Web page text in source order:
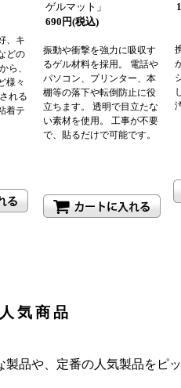
、キ
どの
ら、
様々
れる
着テ
ゲルマット」
690円(税込)
振動や衝撃を強力に吸収す
るゲル材料を採用。 電話や
パソコン、プリンター、本
棚等の落下や転倒防止に役
立ちます。 透明で目立たな
い素材を使用。 工事が不要
で、貼るだけで可能です。
人気商品
品や、定番の人気製品をピ